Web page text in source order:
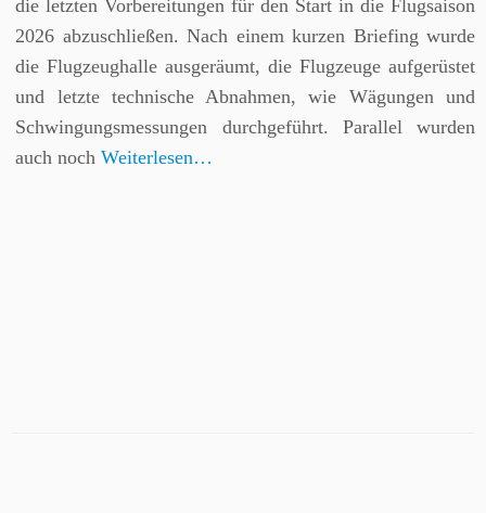
die letzten Vorbereitungen für den Start in die Flugsaison
2026 abzuschließen. Nach einem kurzen Briefing wurde
die Flugzeughalle ausgeräumt, die Flugzeuge aufgerüstet
und letzte technische Abnahmen, wie Wägungen und
Schwingungsmessungen durchgeführt. Parallel wurden
auch nochWeiterlesen…